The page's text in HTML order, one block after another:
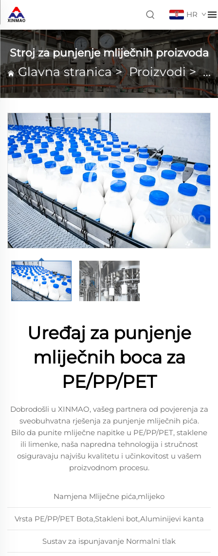
HR
Stroj za punjenje mliječnih proizvoda
Glavna stranica>Proizvodi>
Uređaj za punjenje
mliječnih boca za
PE/PP/PET
Dobrodošli u XINMAO, vašeg partnera od povjerenja za
sveobuhvatna rješenja za punjenje mliječnih pića.
Bilo da punite mliječne napitke u PE/PP/PET, staklene
ili limenke, naša napredna tehnologija i stručnost
osiguravaju najvišu kvalitetu i učinkovitost u vašem
proizvodnom procesu.
Namjena Mliječne pića,mlijeko
Vrsta PE/PP/PET Bota,Stakleni bot,Aluminijevi kanta
Sustav za ispunjavanje Normalni tlak